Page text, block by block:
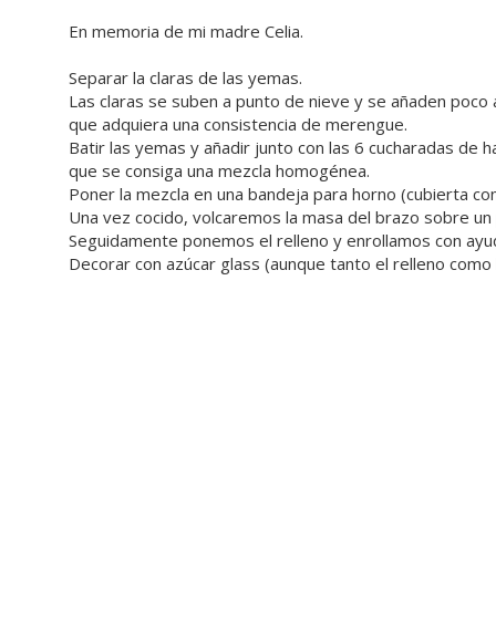
En memoria de mi madre Celia.
Separar la claras de las yemas.
Las claras se suben a punto de nieve y se añaden
que adquiera una consistencia de merengue.
Batir las yemas y añadir junto con las 6 cucharadas de
que se consiga una mezcla homogénea.
Poner la mezcla en una bandeja para horno (cubierta
Una vez cocido, volcaremos la masa del brazo sobre
Seguidamente ponemos el relleno y enrollamos con
Decorar con azúcar glass (aunque tanto el relleno